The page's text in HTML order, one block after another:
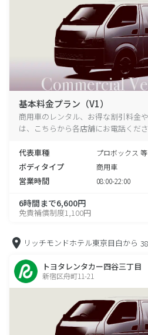
基本料金プラン（V1）
商用車のレンタル、お得な割引料金
は、こちらから各店舗にお電話くださ
代表車種 プロボックス 等
ボディタイプ 商用車
営業時間 08:00-22:00
6時間まで6,600円
免責補償制度1,100円
リッチモンドホテル東京目白から
トヨタレンタカー四谷三丁目
新宿区舟町11-21